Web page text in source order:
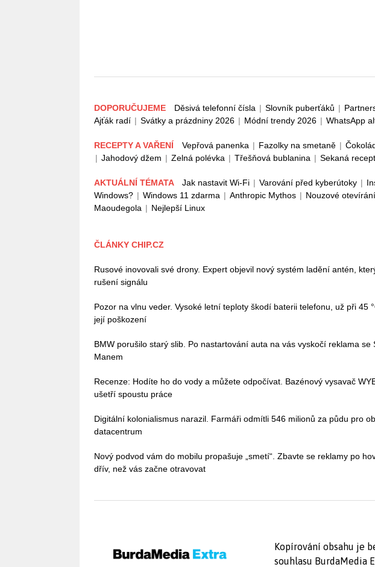
DOPORUČUJEME Děsivá telefonní čísla | Slovník puberťáků |
Ajťák radí | Svátky a prázdniny 2026 | Módní trendy 2026 | WhatsApp
RECEPTY A VAŘENÍ Vepřová panenka | Fazolky na smetaně |
| Jahodový džem | Zelná polévka | Třešňová bublanina | Sekaná recept
AKTUÁLNÍ TÉMATA Jak nastavit Wi-Fi | Varování před kyberútoky |
Windows? | Windows 11 zdarma | Anthropic Mythos | Nouzové
Maoudegola | Nejlepší Linux
ČLÁNKY CHIP.CZ
Rusové inovovali své drony. Expert objevil nový systém ladění antén,
rušení signálu
Pozor na vlnu veder. Vysoké letní teploty škodí baterii telefonu, už při 45
její poškození
BMW porušilo starý slib. Po nastartování auta na vás vyskočí reklama se
Manem
Recenze: Hodíte ho do vody a můžete odpočívat. Bazénový vysavač
ušetří spoustu práce
Digitální kolonialismus narazil. Farmáři odmítli 546 milionů za půdu pro
datacentrum
Nový podvod vám do mobilu propašuje „smetí“. Zbavte se reklamy po
dřív, než vás začne otravovat
Kopírování obsahu je
souhlasu BurdaMedia